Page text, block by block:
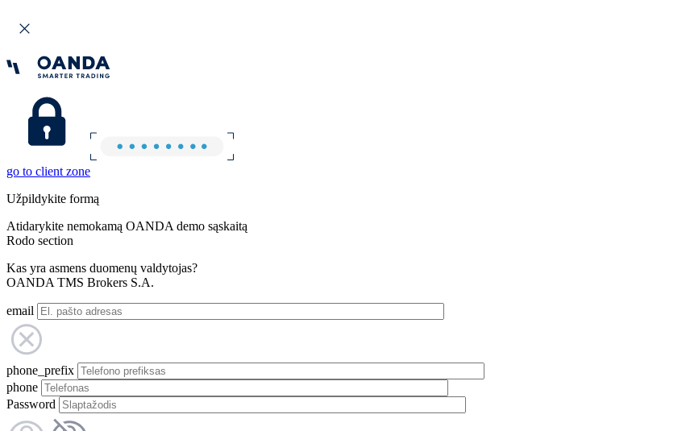
go to client zone
Užpildykite formą
Atidarykite nemokamą OANDA demo sąskaitą
Rodo section
Kas yra asmens duomenų valdytojas?
OANDA TMS Brokers S.A.
email
phone_prefix
phone
Password